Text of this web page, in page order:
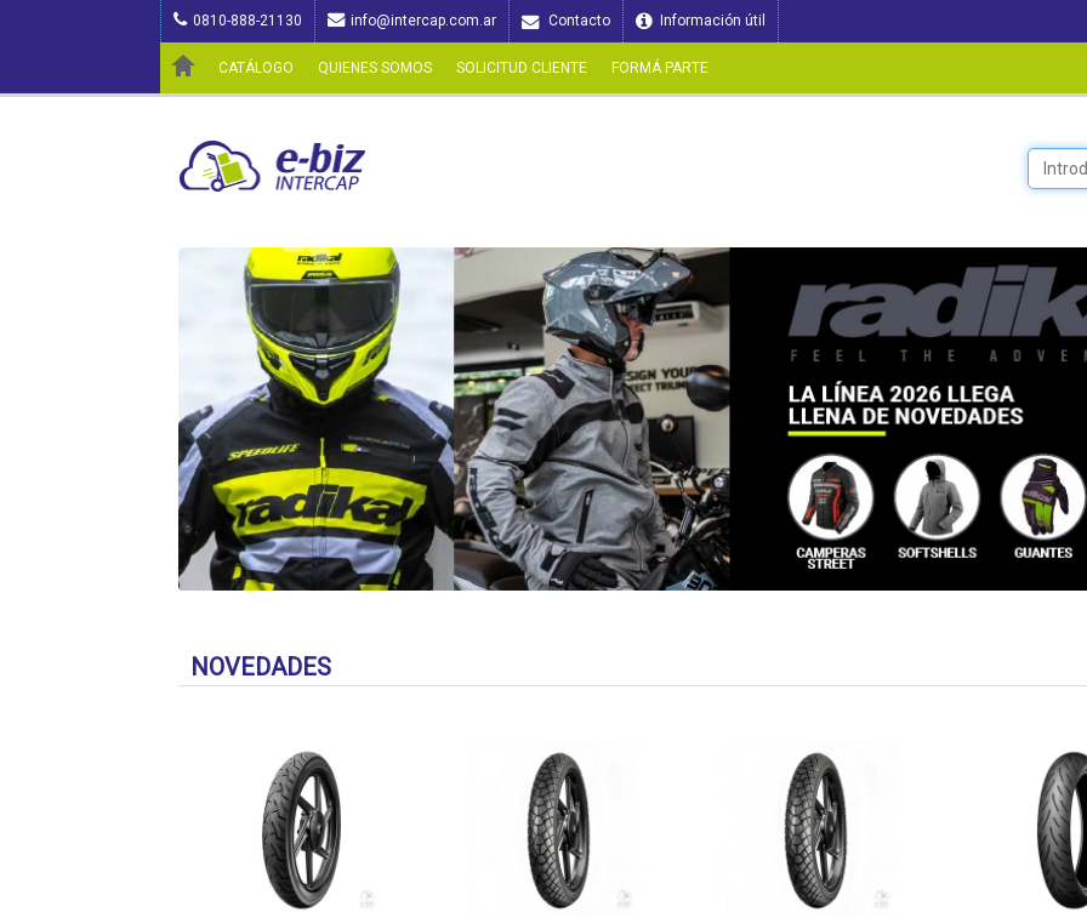
0810-888-21130 info@intercap.com.ar Contacto Información útil
CATÁLOGO QUIENES SOMOS SOLICITUD CLIENTE FORMÁ PARTE
NOVEDADES